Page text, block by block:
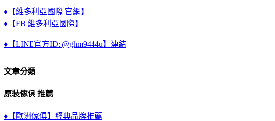
♦【維多利亞國際 官網】
♦【FB 維多利亞國際】
♦【LINE官方ID: @ghm9444u】連結
文章分類
原裝傢俱 推薦
♦【歐洲傢俱】經典品牌推薦